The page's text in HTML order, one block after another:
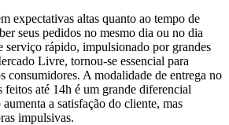
expectativas altas quanto ao tempo de
seus pedidos no mesmo dia ou no dia
serviço rápido, impulsionado por grandes
Livre, tornou-se essencial para
consumidores. A modalidade de entrega no
feitos até 14h é um grande diferencial
a satisfação do cliente, mas
impulsivas.